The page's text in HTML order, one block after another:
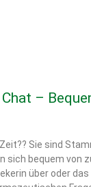
Chat –
Sie sind
sich bequem von
über oder